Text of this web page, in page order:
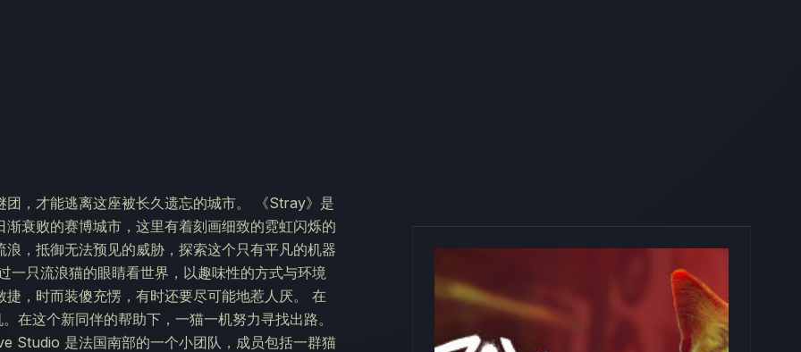
，才能逃离这座被长久遗忘的城市。 《Stray》是
衰败的赛博城市，这里有着刻画细致的霓虹闪烁的
，抵御无法预见的威胁，探索这个只有平凡的机器
一只流浪猫的眼睛看世界，以趣味性的方式与环境
，时而装傻充愣，有时还要尽可能地惹人厌。 在
在这个新同伴的帮助下，一猫一机努力寻找出路。
Studio 是法国南部的一个小团队，成员包括一群猫